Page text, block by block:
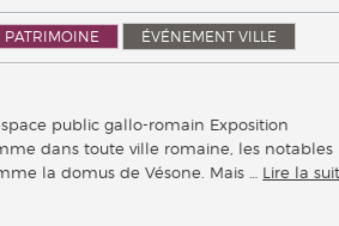
PATRIMOINE ÉVÉNEMENT VILLE
public gallo-romain Exposition
dans toute ville romaine, les notables
la domus de Vésone. Mais … Lire la